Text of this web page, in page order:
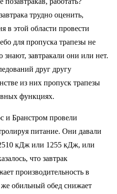
трудно оценить,
в этой области провести
для пропуска трапезы не
завтракали они или нет.
друг другу
из них пропуск трапезы
функциях.
и Бранстром провели
питание. Они давали
кДж или 1255 кДж, или
что завтрак
производительность в
же обильный обед снижает